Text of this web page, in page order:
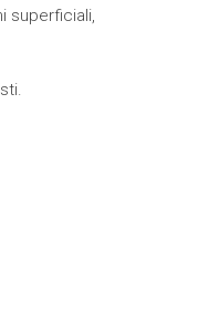
superficiali,